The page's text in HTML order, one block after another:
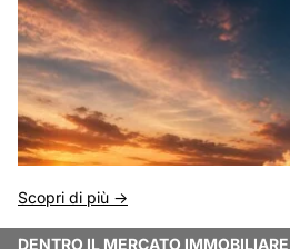
Scopri di più ->
DENTRO IL MERCATO IMMOBILIARE